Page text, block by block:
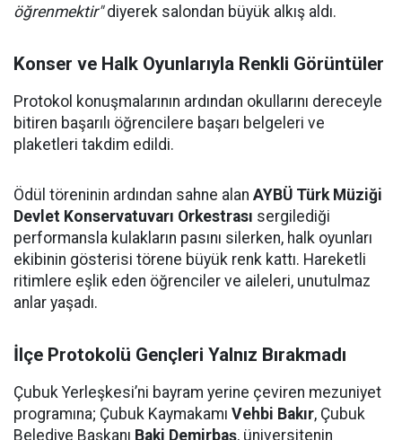
öğrenmektir"diyerek salondan büyük alkış aldı.
Konser ve Halk Oyunlarıyla Renkli Görüntüler
Protokol konuşmalarının ardından okullarını dereceyle
bitiren başarılı öğrencilere başarı belgeleri ve
plaketleri takdim edildi.
Ödül töreninin ardından sahne alan AYBÜ Türk Müziği
Devlet Konservatuvarı Orkestrası sergilediği
performansla kulakların pasını silerken, halk oyunları
ekibinin gösterisi törene büyük renk kattı. Hareketli
ritimlere eşlik eden öğrenciler ve aileleri, unutulmaz
anlar yaşadı.
İlçe Protokolü Gençleri Yalnız Bırakmadı
Çubuk Yerleşkesi’ni bayram yerine çeviren mezuniyet
programına; Çubuk Kaymakamı Vehbi Bakır, Çubuk
Belediye Başkanı Baki Demirbaş, üniversitenin